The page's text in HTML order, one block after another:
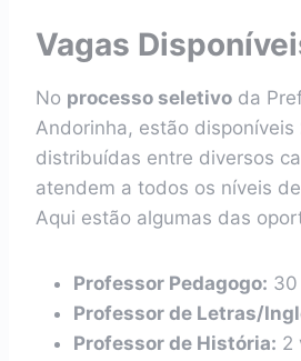
Vagas
No processo seletivo da
Andorinha, estão disponíveis
distribuídas entre diversos
atendem a todos os níveis
Aqui estão algumas das
Professor Pedagogo: 30
Professor de Letras/
Professor de História: 2